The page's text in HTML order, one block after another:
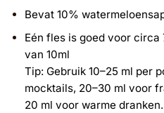
Bevat 10%
Eén fles is goed voor
van 10ml
Tip: Gebruik 10–25 ml per
mocktails, 20–30 ml voor
20 ml voor warme dranken.